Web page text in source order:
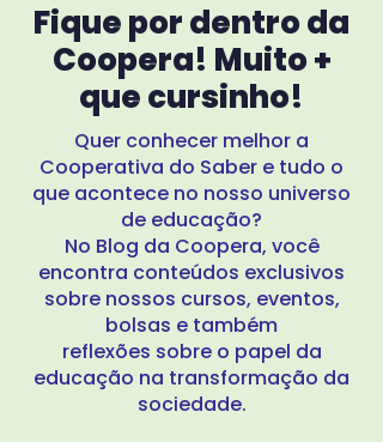
Fique por dentro da
Coopera! Muito +
que cursinho!
Quer conhecer melhor a
Cooperativa do Saber e tudo o
que acontece no nosso universo
de educação?
No Blog da Coopera, você
encontra conteúdos exclusivos
sobre nossos cursos, eventos,
bolsas e também
reflexões sobre o papel da
educação na transformação da
sociedade.